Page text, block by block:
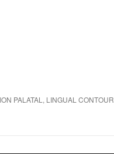
PALATAL, LINGUAL CONTOUR